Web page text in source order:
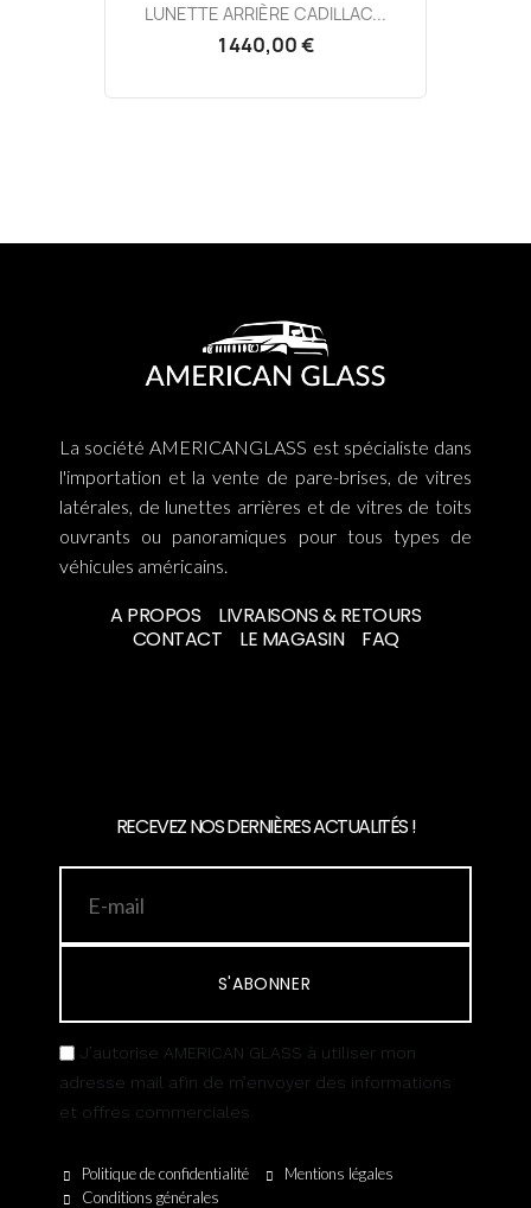
LUNETTE ARRIÈRE CADILLAC...
1 440,00 €
La société AMERICANGLASS est spécialiste dans
l'importation et la vente de pare-brises, de vitres
latérales, de lunettes arrières et de vitres de toits
ouvrants ou panoramiques pour tous types de
véhicules américains.
A PROPOS
LIVRAISONS & RETOURS
CONTACT
LE MAGASIN FAQ
RECEVEZ NOS DERNIÈRES ACTUALITÉS !
S'ABONNER
J’autorise AMERICAN GLASS à utiliser mon
adresse mail afin de m’envoyer des informations
et offres commerciales
Politique de confidentialité
Mentions légales
Conditions générales